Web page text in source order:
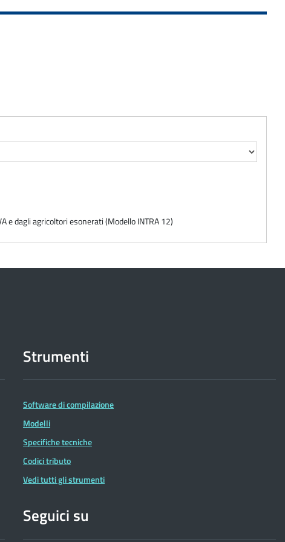
dagli agricoltori esonerati (Modello INTRA 12)
Strumenti
Software di compilazione
Modelli
Specifiche tecniche
Codici tributo
Vedi tutti gli strumenti
Seguici su